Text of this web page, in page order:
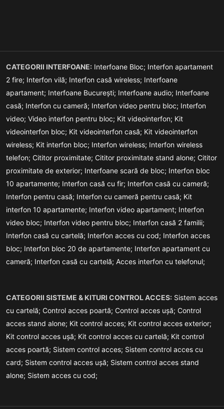
CATEGORII INTERFOANE: Interfoane Bloc; Interfon apartament
2 fire; Interfon vilă; Interfon casă wireless; Interfoane
apartament; Interfoane București; Interfoane audio; Interfoane
casă; Interfon cu cameră; Interfon video pentru bloc; Interfon
video; Video interfon pentru bloc; Kit videointerfon; Kit
videointerfon bloc; Kit videointerfon casă; Kit videointerfon
wireless; Kit interfon bloc; Interfon wireless; Interfon wireless
telefon; Cititor proximitate; Cititor proximitate stand alone; Cititor
proximitate de exterior; Interfoane scară de bloc; Interfon bloc
10 apartamente; Interfon casă cu fir; Interfon casă cu cameră;
Interfon pentru casă; Interfon cu cameră pentru casă; Kit
interfon 10 apartamente; Interfon video apartament; Interfon
video bloc; Interfon video pentru bloc; Interfon casă 2 familii;
Interfon casă cu cartelă; Interfon acces cu cod; Interfon acces
bloc; Interfon bloc 20 de apartamente; Interfon apartament cu
cameră; Interfon casă cu cartelă; Acces interfon cu telefonul;
CATEGORII SISTEME & KITURI CONTROL ACCES: Sistem acces
cu cartelă; Control acces poartă; Control acces ușă; Control
acces stand alone; Kit control acces; Kit control acces exterior;
Kit control acces ușă; Kit control acces cu cartelă; Kit control
acces poartă; Sistem control acces; Sistem control acces cu
card; Sistem control acces ușă; Sistem control acces stand
alone; Sistem acces cu cod;